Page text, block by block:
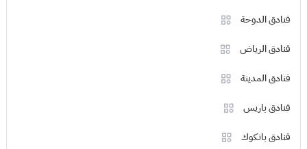
فنادق الدوحة
فنادق الرياض
فنادق المدينة
فنادق باريس
فنادق بانكوك